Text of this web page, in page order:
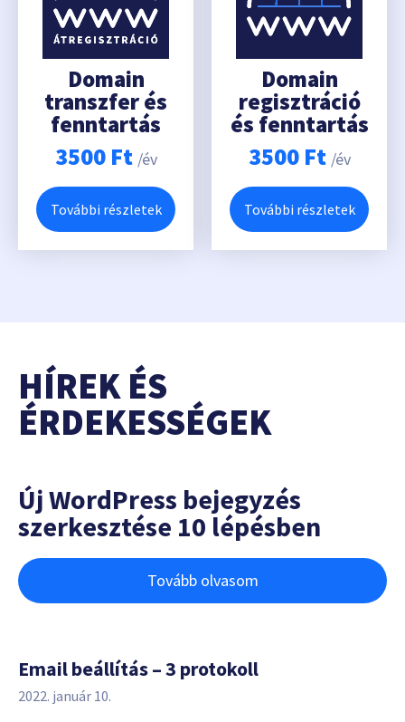
Domain
transzfer és
fenntartás
3500 Ft /év
További részletek
Domain
regisztráció
és fenntartás
3500 Ft /év
További részletek
HÍREK ÉS
ÉRDEKESSÉGEK
Új WordPress bejegyzés
szerkesztése 10 lépésben
Tovább olvasom
Email beállítás – 3 protokoll
2022. január 10.